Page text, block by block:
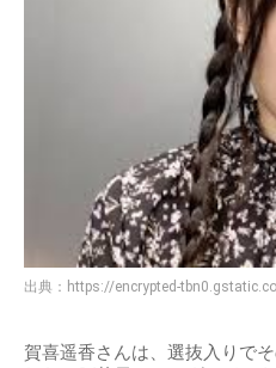
出典： https://encrypted-
賀喜遥香さんは、選抜入りで